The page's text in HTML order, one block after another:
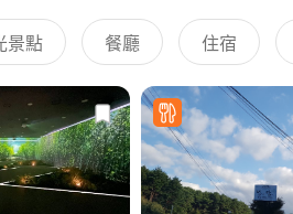
景點 餐廳 住宿